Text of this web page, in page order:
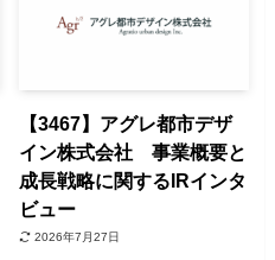
【3467】アグレ都市デザ
イン株式会社 事業概要と
成長戦略に関するIRインタ
ビュー
2026年7月27日